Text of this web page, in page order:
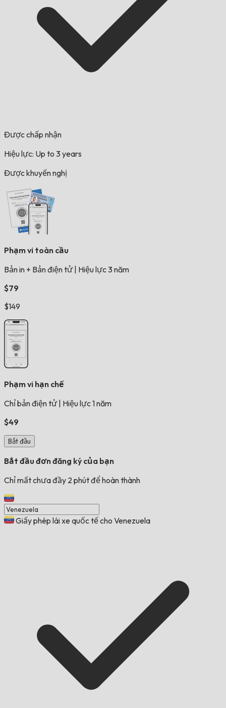
Được chấp nhận
Hiệu lực: Up to 3 years
Được khuyến nghị
Phạm vi toàn cầu
Bản in + Bản điện tử Hiệu lực 3 năm
$79
$149
Phạm vi hạn chế
Chỉ bản điện tử Hiệu lực 1 năm
$49
Bắt đầu
Bắt đầu đơn đăng ký của bạn
Chỉ mất chưa đầy 2 phút để hoàn thành
Giấy phép lái xe quốc tế cho Venezuela